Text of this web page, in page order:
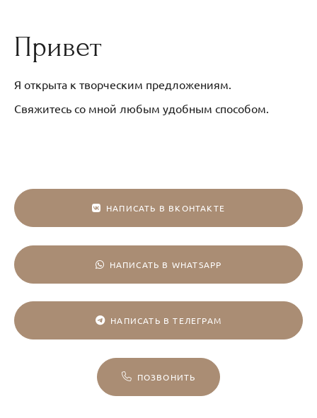
Привет
Я открыта к творческим предложениям.
Свяжитесь со мной любым удобным способом.
НАПИСАТЬ В ВКОНТАКТЕ
НАПИСАТЬ В WHATSAPP
НАПИСАТЬ В ТЕЛЕГРАМ
ПОЗВОНИТЬ